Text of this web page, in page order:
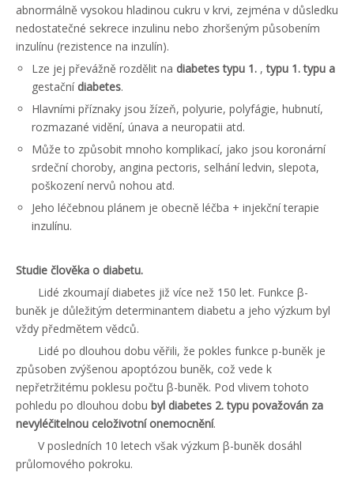
abnormálně vysokou hladinou cukru v krvi, zejména v důsledku
nedostatečné sekrece inzulinu nebo zhoršeným působením
inzulínu (rezistence na inzulín).
Lze jej převážně rozdělit na diabetestypu 1. ,typu 1. typu a
gestační diabetes.
Hlavními příznaky jsou žízeň, polyurie, polyfágie, hubnutí,
rozmazané vidění, únava a neuropatii atd.
Může to způsobit mnoho komplikací, jako jsou koronární
srdeční choroby, angina pectoris, selhání ledvin, slepota,
poškození nervů nohou atd.
Jeho léčebnou plánem je obecně léčba + injekční terapie
inzulínu.
Studie člověka o diabetu.
Lidé zkoumají diabetes již více než 150 let. Funkce β-
buněk je důležitým determinantem diabetu a jeho výzkum byl
vždy předmětem vědců.
Lidé po dlouhou dobu věřili, že pokles funkce p-buněk je
způsoben zvýšenou apoptózou buněk, což vede k
nepřetržitému poklesu počtu β-buněk. Pod vlivem tohoto
pohledu po dlouhou dobu byl diabetes 2. typu považován za
nevyléčitelnou celoživotní onemocnění.
V posledních 10 letech však výzkum β-buněk dosáhl
průlomového pokroku.